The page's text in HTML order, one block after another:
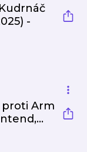
-
proti Arm